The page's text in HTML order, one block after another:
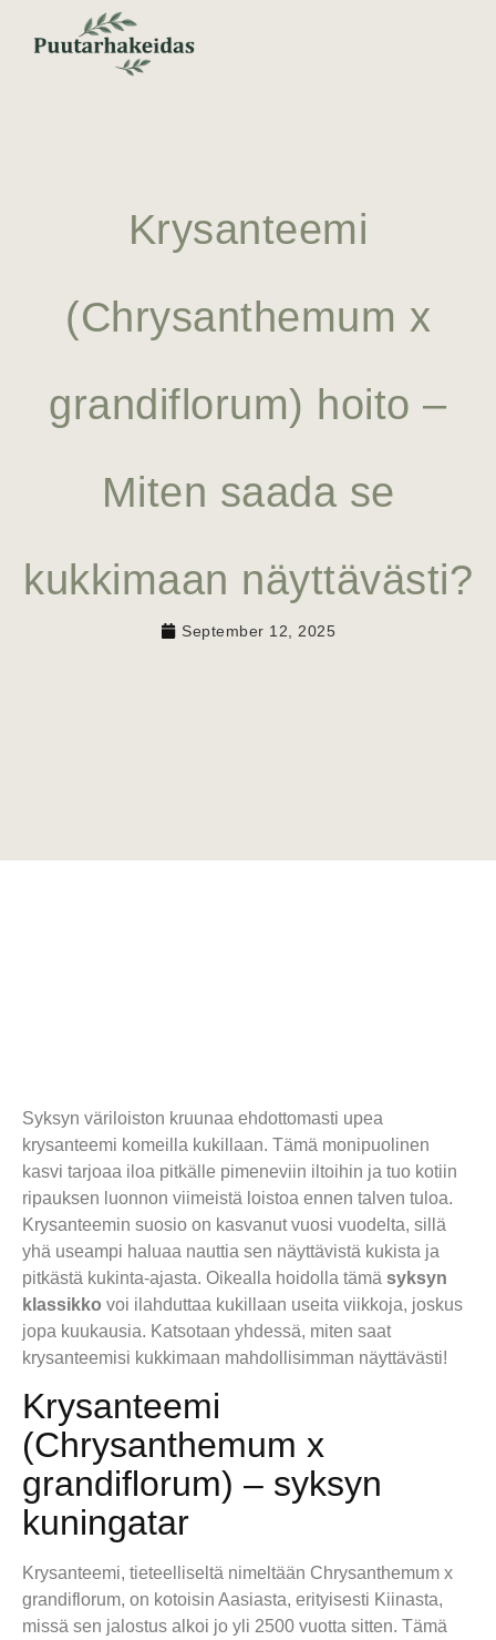
Krysanteemi
(Chrysanthemum x
grandiflorum) hoito –
Miten saada se
kukkimaan näyttävästi?
September 12, 2025
Syksyn väriloiston kruunaa ehdottomasti upea
krysanteemi komeilla kukillaan. Tämä monipuolinen
kasvi tarjoaa iloa pitkälle pimeneviin iltoihin ja tuo kotiin
ripauksen luonnon viimeistä loistoa ennen talven tuloa.
Krysanteemin suosio on kasvanut vuosi vuodelta, sillä
yhä useampi haluaa nauttia sen näyttävistä kukista ja
pitkästä kukinta-ajasta. Oikealla hoidolla tämä syksyn
klassikko voi ilahduttaa kukillaan useita viikkoja, joskus
jopa kuukausia. Katsotaan yhdessä, miten saat
krysanteemisi kukkimaan mahdollisimman näyttävästi!
Krysanteemi
(Chrysanthemum x
grandiflorum) – syksyn
kuningatar
Krysanteemi, tieteelliseltä nimeltään Chrysanthemum x
grandiflorum, on kotoisin Aasiasta, erityisesti Kiinasta,
missä sen jalostus alkoi jo yli 2500 vuotta sitten. Tämä